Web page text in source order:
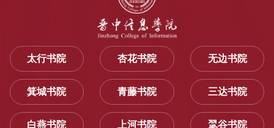
太行书院 杏花书院 无边书院
箕城书院 青藤书院 三达书院
白燕书院 上河书院 毣谷书院